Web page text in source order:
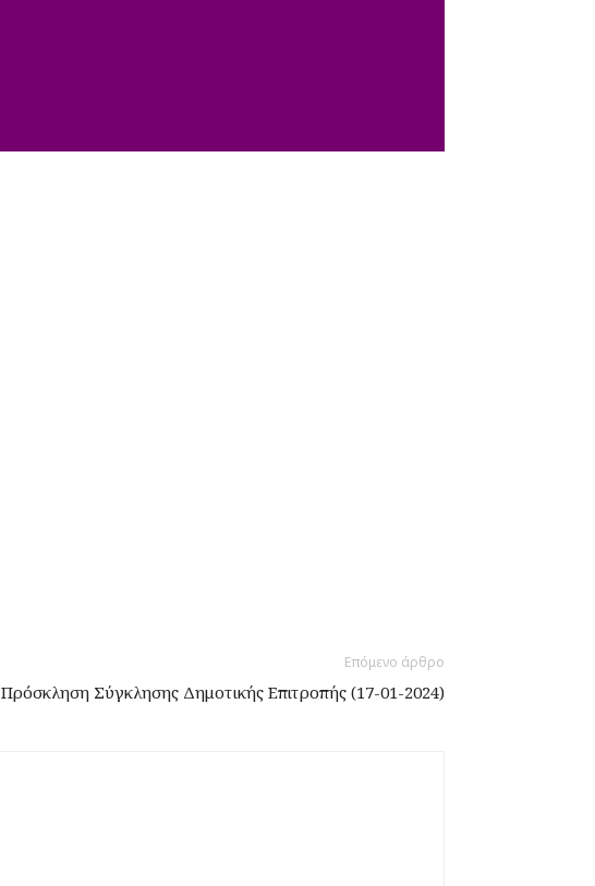
Επόμενο άρθρο
Πρόσκληση Σύγκλησης Δημοτικής Επιτροπής (17-01-2024)